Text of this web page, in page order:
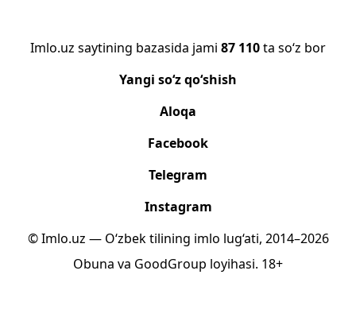
Imlo.uz saytining bazasida jami 87 110ta so‘z bor
Yangi so‘z qo‘shish
Aloqa
Facebook
Telegram
Instagram
© Imlo.uz — O‘zbek tilining imlo lug‘ati, 2014–2026
Obuna va GoodGroup loyihasi. 18+